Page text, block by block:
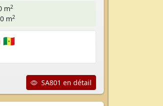
m2
m2
🇸🇳
SA801 en détail